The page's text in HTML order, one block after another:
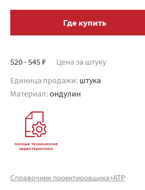
Где купить
520 - 545 ₽ Цена за штуку
Единица продажи: штука
Материал: ондулин
полные технические
характеристики
Справочник проектировщика+АТР